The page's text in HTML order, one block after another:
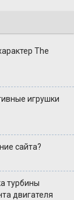
The
игрушки
сайта?
турбины
двигателя